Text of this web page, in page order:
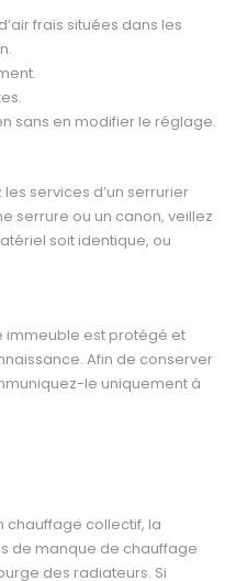
frais situées dans les
sans en modifier le réglage.
services d’un serrurier
serrure ou un canon, veillez
soit identique, ou
immeuble est protégé et
Afin de conserver
le uniquement à
chauffage collectif, la
de manque de chauffage
des radiateurs. Si